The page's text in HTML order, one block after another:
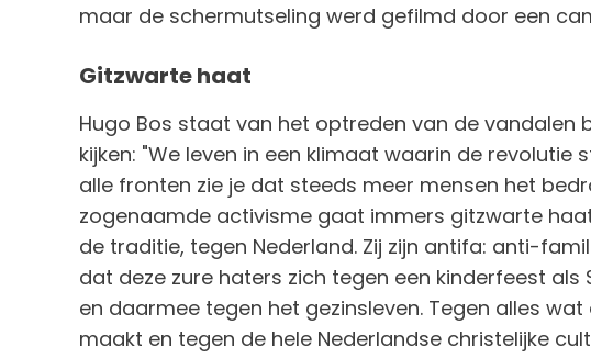
maar de schermutseling werd gefilmd door een
Gitzwarte haat
Hugo Bos staat van het optreden van de vandalen
kijken: "We leven in een klimaat waarin de revolutie
alle fronten zie je dat steeds meer mensen het
zogenaamde activisme gaat immers gitzwarte
de traditie, tegen Nederland. Zij zijn antifa: anti-
dat deze zure haters zich tegen een kinderfeest als
en daarmee tegen het gezinsleven. Tegen alles
maakt en tegen de hele Nederlandse christelijke